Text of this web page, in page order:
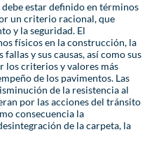
estar definido en términos
un criterio racional, que
y la seguridad. El
físicos en la construcción, la
y sus causas, así como sus
los criterios y valores más
de los pavimentos. Las
de la resistencia al
por las acciones del tránsito
consecuencia la
de la carpeta, la